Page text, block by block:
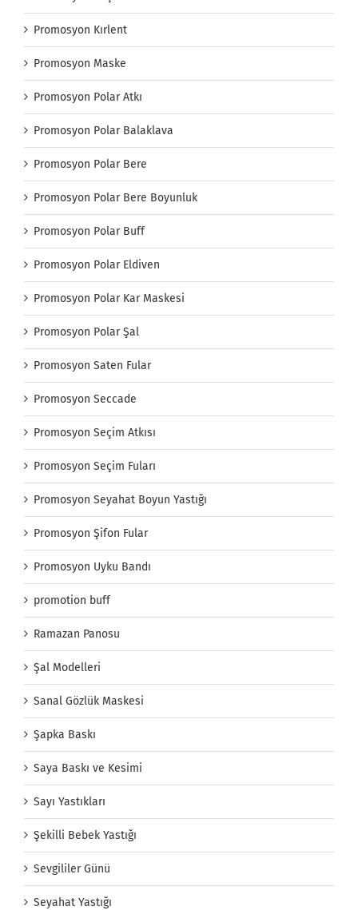
Promosyon Kırlent
Promosyon Maske
Promosyon Polar Atkı
Promosyon Polar Balaklava
Promosyon Polar Bere
Promosyon Polar Bere Boyunluk
Promosyon Polar Buff
Promosyon Polar Eldiven
Promosyon Polar Kar Maskesi
Promosyon Polar Şal
Promosyon Saten Fular
Promosyon Seccade
Promosyon Seçim Atkısı
Promosyon Seçim Fuları
Promosyon Seyahat Boyun Yastığı
Promosyon Şifon Fular
Promosyon Uyku Bandı
promotion buff
Ramazan Panosu
Şal Modelleri
Sanal Gözlük Maskesi
Şapka Baskı
Saya Baskı ve Kesimi
Sayı Yastıkları
Şekilli Bebek Yastığı
Sevgililer Günü
Seyahat Yastığı